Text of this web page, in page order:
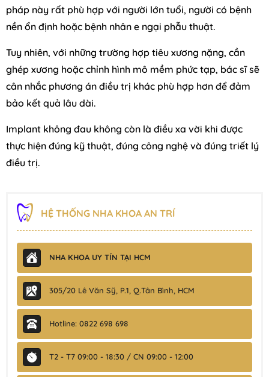
pháp này rất phù hợp với người lớn tuổi, người có bệnh
nền ổn định hoặc bệnh nhân e ngại phẫu thuật.
Tuy nhiên, với những trường hợp tiêu xương nặng, cần
ghép xương hoặc chỉnh hình mô mềm phức tạp, bác sĩ sẽ
cân nhắc phương án điều trị khác phù hợp hơn để đảm
bảo kết quả lâu dài.
Implant không đau không còn là điều xa vời khi được
thực hiện đúng kỹ thuật, đúng công nghệ và đúng triết lý
điều trị.
HỆ THỐNG NHA KHOA AN TRÍ
NHA KHOA UY TÍN TẠI HCM
305/20 Lê Văn Sỹ, P.1, Q.Tân Bình, HCM
Hotline: 0822 698 698
T2 - T7 09:00 - 18:30 / CN 09:00 - 12:00